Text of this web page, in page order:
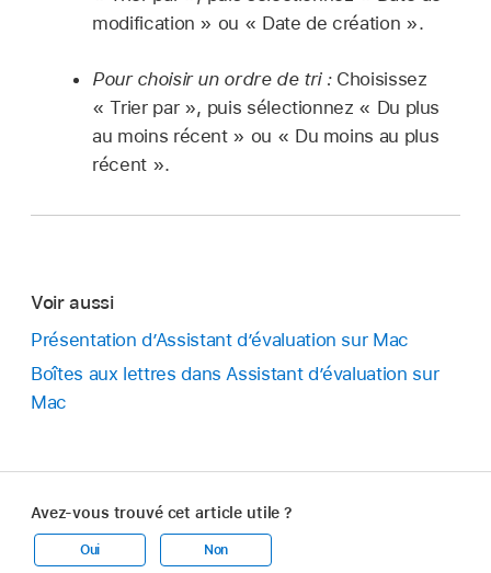
modification » ou « Date de création ».
Pour choisir un ordre de tri :Choisissez
« Trier par », puis sélectionnez « Du plus
au moins récent » ou « Du moins au plus
récent ».
Voir aussi
Présentation d’Assistant d’évaluation sur Mac
Boîtes aux lettres dans Assistant dʼévaluation sur
Mac
Avez-vous trouvé cet article utile ?
Oui Non